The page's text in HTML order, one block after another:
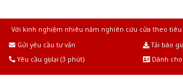
Với kinh nghiệm nhiêu năm nghiên cứu cửa theo tiêu
Gửi yêu cầu tư vấn
Tải báo
Yêu cầu gọi lại (3 phút)
Dành